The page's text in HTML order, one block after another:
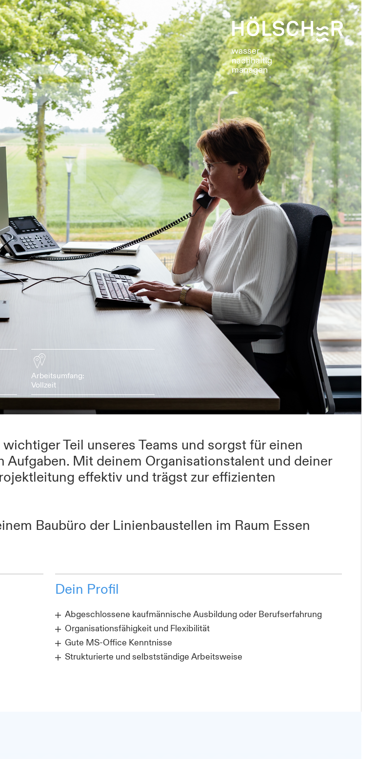
Arbeitsumfang:
Vollzeit
Teil unseres Teams und sorgst für einen
Aufgaben. Mit deinem Organisationstalent und deiner
effektiv und trägst zur effizienten
Baubüro der Linienbaustellen im Raum Essen
Dein Profil
Abgeschlossene kaufmännische Ausbildung oder Berufserfahrung
Organisationsfähigkeit und Flexibilität
Gute MS-Office Kenntnisse
Strukturierte und selbstständige Arbeitsweise